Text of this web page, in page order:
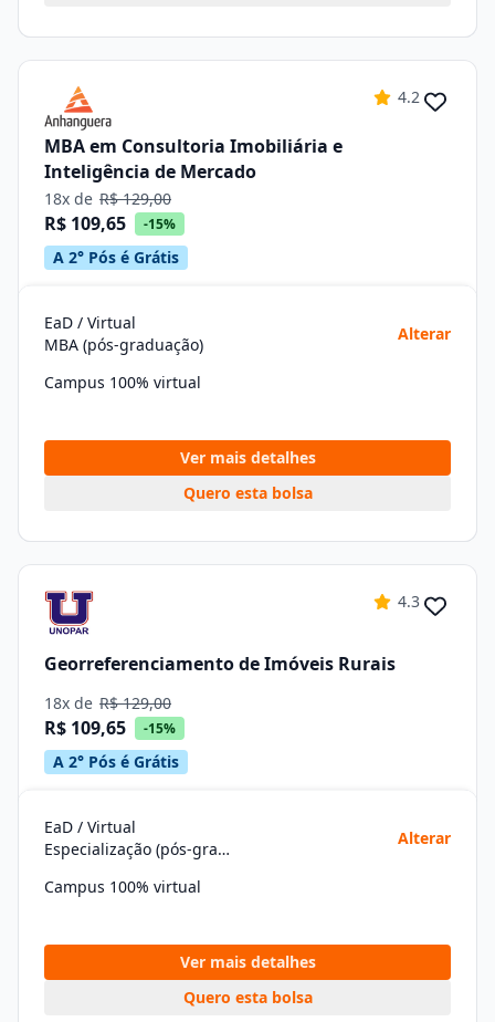
4.2
MBA em Consultoria Imobiliária e
Inteligência de Mercado
18x de R$ 129,00
R$ 109,65 -15%
A 2° Pós é Grátis
EaD / Virtual
MBA (pós-graduação)
Alterar
Campus 100% virtual
Ver mais detalhes
Quero esta bolsa
4.3
Georreferenciamento de Imóveis Rurais
18x de R$ 129,00
R$ 109,65 -15%
A 2° Pós é Grátis
EaD / Virtual
Especialização (pós-graduação)
Alterar
Campus 100% virtual
Ver mais detalhes
Quero esta bolsa